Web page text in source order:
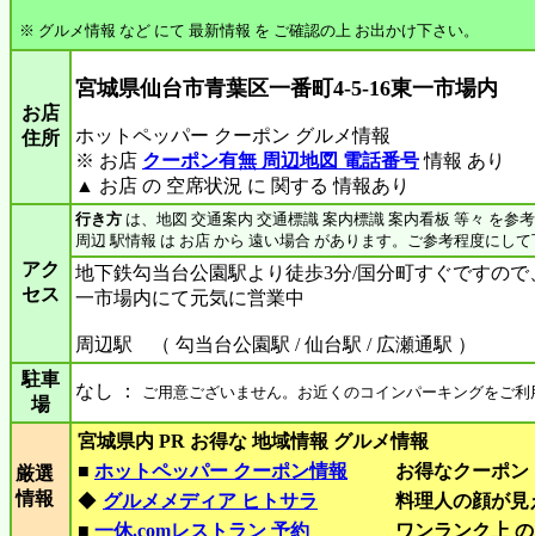
※ グルメ情報 など にて 最新情報 を ご確認の上 お出かけ下さい。
お店
住所
宮城県仙台市青葉区一番町4-5-16東一市場内
ホットペッパー クーポン グルメ情報
※ お店 クーポン有無 周辺地図 電話番号情報 あり
▲ お店 の 空席状況 に 関する 情報あり
アク
セス
行き方 は、地図 交通案内 交通標識 案内標識 案内看板 等々 を参
周辺 駅情報 は お店 から 遠い場合 があります。ご参考程度にし
地下鉄勾当台公園駅より徒歩3分/国分町すぐですの
一市場内にて元気に営業中
周辺駅 （ 勾当台公園駅 / 仙台駅 / 広瀬通駅 ）
駐車
場
なし ： ご用意ございません。お近くのコインパーキングをご
厳選
情報
宮城県内 PR お得な 地域情報 グルメ情報
■ ホットペッパー クーポン情報
お得なクーポ
◆ グルメメディア ヒトサラ
料理人の顔が
■ 一休.comレストラン 予約 ワンランク上